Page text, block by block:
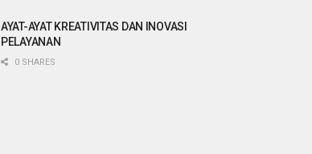
AYAT-AYAT KREATIVITAS DAN INOVASI
PELAYANAN
0 SHARES